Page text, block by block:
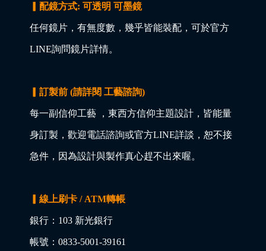
▎配鏡方式: 可透明 可墨鏡
任何鏡片，有無度數，幾乎皆能裝配，可於官方
LINE詢問鏡片詳情。
▎訂製前 (請詳閱 工藝諮詢)
每一副信仰工藝 ，東西方信仰主題設計，皆能量
身訂製，歡迎電話諮詢或官方LINE詳談，恕不接
急件，因為設計與製作真心趕不出來喔。
▎線上刷卡 / ATM轉帳
銀行：103 新光銀行
帳號：0833-5001-39161